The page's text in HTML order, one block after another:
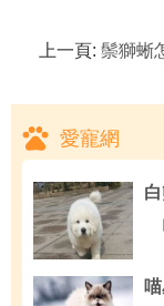
上一頁: 鬃獅蜥怎麼
愛寵網